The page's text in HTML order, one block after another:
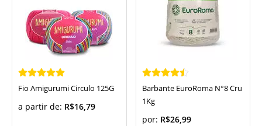
Fio Amigurumi Circulo 125G
a partir de: R$16,79
Barbante EuroRoma N°8 Cru
1Kg
por: R$26,99